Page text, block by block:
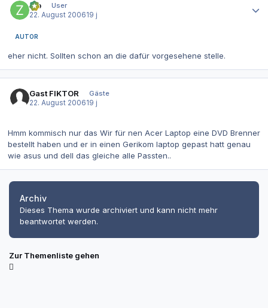
zip
User
22. August 200619 j
AUTOR
eher nicht. Sollten schon an die dafür vorgesehene stelle.
Gast FIKTOR
Gäste
22. August 200619 j
Hmm kommisch nur das Wir für nen Acer Laptop eine DVD Brenner
bestellt haben und er in einen Gerikom laptop gepast hatt genau
wie asus und dell das gleiche alle Passten..
Archiv
Dieses Thema wurde archiviert und kann nicht mehr
beantwortet werden.
Zur Themenliste gehen